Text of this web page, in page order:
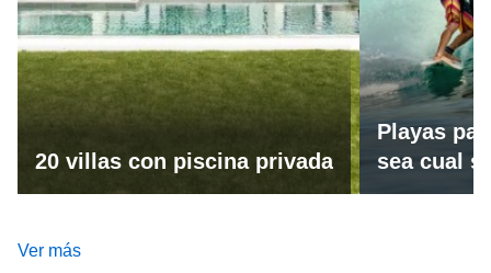
20 villas con piscina privada
Playas
sea cual
Ver más